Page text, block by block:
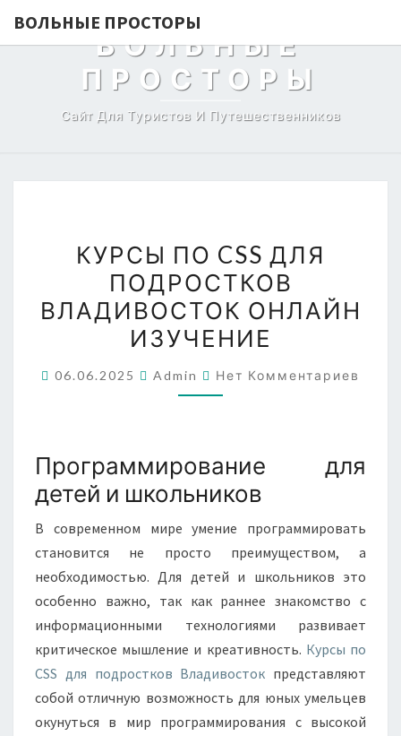
ВОЛЬНЫЕ ПРОСТОРЫ
ВОЛЬНЫЕ
ПРОСТОРЫ
Сайт Для Туристов И Путешественников
ПО
CSS
ДЛЯ
ПОДРОСТКОВ
ОНЛАЙН
КУРСЫ ПО CSS ДЛЯ
ПОДРОСТКОВ
ВЛАДИВОСТОК ОНЛАЙН
ИЗУЧЕНИЕ
06.06.2025 Admin Комментарии
Нет Комментариев
Программирование для
детей и школьников
В современном мире умение программировать
становится не просто преимуществом, а
необходимостью. Для детей и школьников это
особенно важно, так как раннее знакомство с
информационными технологиями развивает
критическое мышление и креативность. Курсы по
CSS для подростков Владивосток представляют
собой отличную возможность для юных умельцев
окунуться в мир программирования с высокой